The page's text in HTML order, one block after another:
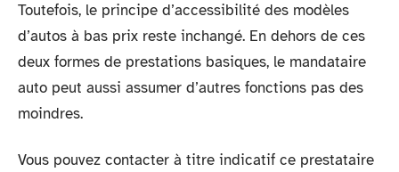
Toutefois, le principe d’accessibilité des modèles
d’autos à bas prix reste inchangé. En dehors de ces
deux formes de prestations basiques, le mandataire
auto peut aussi assumer d’autres fonctions pas des
moindres.
Vous pouvez contacter à titre indicatif ce prestataire